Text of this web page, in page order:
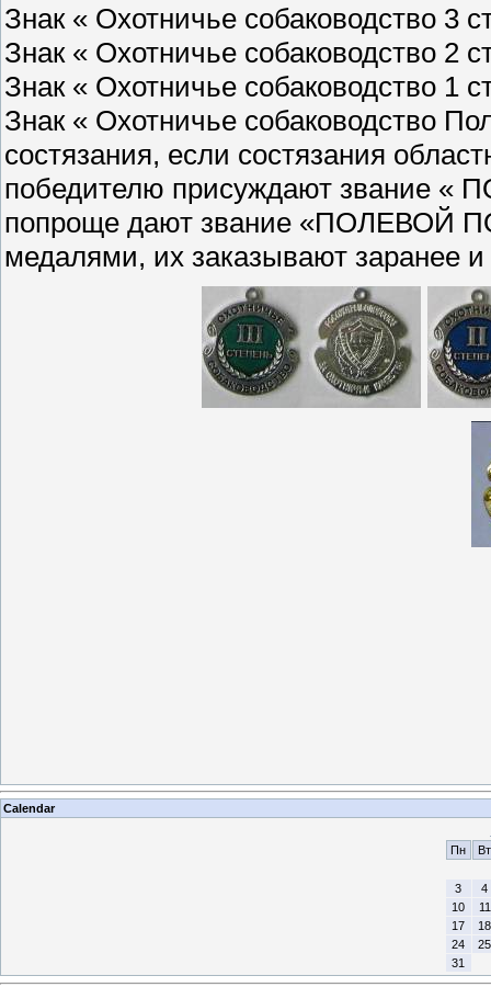
Знак « Охотничье собаководство 3
Знак « Охотничье собаководство 2
Знак « Охотничье собаководство 1
Знак « Охотничье собаководство
состязания, если состязания
победителю присуждают звание
попроще дают звание «ПОЛЕВОЙ
медалями, их заказывают заранее
Calendar
Пн
Вт
3
4
10
11
17
18
24
25
31